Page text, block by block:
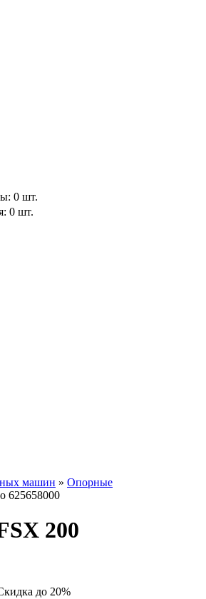
0 шт.
0 шт.
машин » Опорные
625658000
200
до 20%